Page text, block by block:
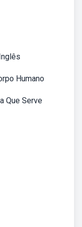
Humano
Que Serve